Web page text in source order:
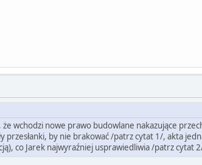
wchodzi nowe prawo budowlane nakazujące
przesłanki, by nie brakować /patrz cytat 1/, akta
co Jarek najwyraźniej usprawiedliwia /patrz cytat